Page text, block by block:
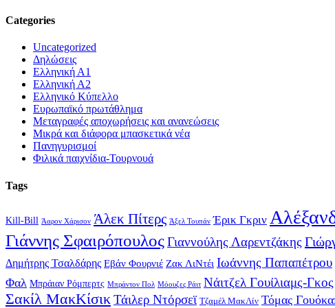
Categories
Uncategorized
Δηλώσεις
Ελληνική Α1
Ελληνική Α2
Ελληνικό Κύπελλο
Ευρωπαϊκό πρωτάθλημα
Μεταγραφές αποχωρήσεις και ανανεώσεις
Μικρά και διάφορα μπασκετικά νέα
Πανηγυρισμοί
Φιλικά παιχνίδια-Τουρνουά
Tags
Kill-Bill Άαρον Χάρισον Άλεκ Πίτερς Άξελ Τουπάν Έρικ Γκριν
Γιάννης ΣφαιρόπουλοςΓιαννούλης Λαρεντζάκης
Δημήτρης Τσαλδάρης Εβάν Φουρνιέ Ζακ ΛιΝτέι Ιωάννης Παπαπέτρου
Φαλ Μπράιαν Ρόμπερτς Μπράντον Πολ Μόουζες Ράιτ Νάιτζελ Γουίλιαμς-Γκος
Σακίλ ΜακΚίσικΤάιλερ Ντόρσεϊ Τζαμέλ ΜακΛίν Τόμας